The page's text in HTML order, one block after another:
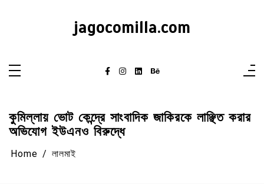
jagocomilla.com
কুমিল্লায় ভোট কেন্দ্রে সাংবাদিক জাকিরকে লাঞ্ছিত করার
অভিযোগ ইউএনও বিরুদ্ধে
Home লালমাই